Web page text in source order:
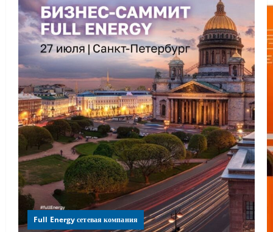
Full Energy сетевая компания